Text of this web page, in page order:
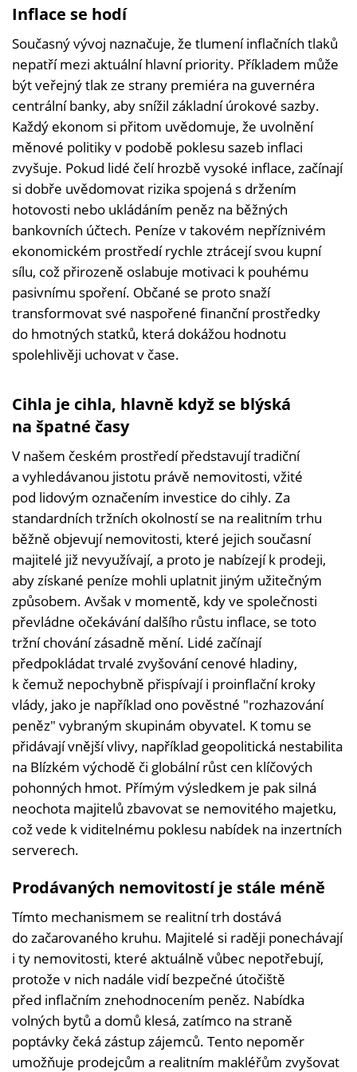
Inflace se hodí
Současný vývoj naznačuje, že tlumení inflačních tlaků
nepatří mezi aktuální hlavní priority. Příkladem může
být veřejný tlak ze strany premiéra na guvernéra
centrální banky, aby snížil základní úrokové sazby.
Každý ekonom si přitom uvědomuje, že uvolnění
měnové politiky v podobě poklesu sazeb inflaci
zvyšuje. Pokud lidé čelí hrozbě vysoké inflace, začínají
si dobře uvědomovat rizika spojená s držením
hotovosti nebo ukládáním peněz na běžných
bankovních účtech. Peníze v takovém nepříznivém
ekonomickém prostředí rychle ztrácejí svou kupní
sílu, což přirozeně oslabuje motivaci k pouhému
pasivnímu spoření. Občané se proto snaží
transformovat své naspořené finanční prostředky
do hmotných statků, která dokážou hodnotu
spolehlivěji uchovat v čase.
Cihla je cihla, hlavně když se blýská
na špatné časy
V našem českém prostředí představují tradiční
a vyhledávanou jistotu právě nemovitosti, vžité
pod lidovým označením investice do cihly. Za
standardních tržních okolností se na realitním trhu
běžně objevují nemovitosti, které jejich současní
majitelé již nevyužívají, a proto je nabízejí k prodeji,
aby získané peníze mohli uplatnit jiným užitečným
způsobem. Avšak v momentě, kdy ve společnosti
převládne očekávání dalšího růstu inflace, se toto
tržní chování zásadně mění. Lidé začínají
předpokládat trvalé zvyšování cenové hladiny,
k čemuž nepochybně přispívají i proinflační kroky
vlády, jako je například ono pověstné "rozhazování
peněz" vybraným skupinám obyvatel. K tomu se
přidávají vnější vlivy, například geopolitická nestabilita
na Blízkém východě či globální růst cen klíčových
pohonných hmot. Přímým výsledkem je pak silná
neochota majitelů zbavovat se nemovitého majetku,
což vede k viditelnému poklesu nabídek na inzertních
serverech.
Prodávaných nemovitostí je stále méně
Tímto mechanismem se realitní trh dostává
do začarovaného kruhu. Majitelé si raději ponechávají
i ty nemovitosti, které aktuálně vůbec nepotřebují,
protože v nich nadále vidí bezpečné útočiště
před inflačním znehodnocením peněz. Nabídka
volných bytů a domů klesá, zatímco na straně
poptávky čeká zástup zájemců. Tento nepoměr
umožňuje prodejcům a realitním makléřům zvyšovat